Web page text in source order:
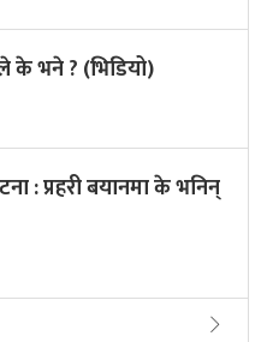
के भने ? (भिडियो)
: प्रहरी बयानमा के भनिन्